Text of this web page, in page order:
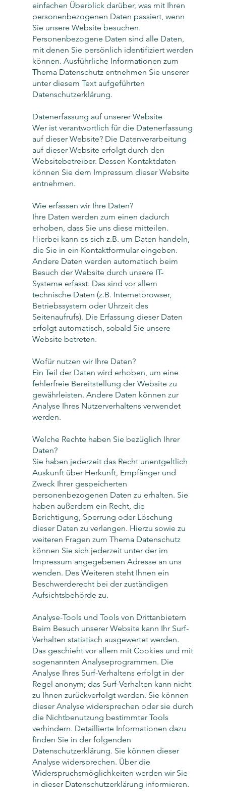
einfachen Überblick darüber, was mit Ihren
personenbezogenen Daten passiert, wenn
Sie unsere Website besuchen.
Personenbezogene Daten sind alle Daten,
mit denen Sie persönlich identifiziert werden
können. Ausführliche Informationen zum
Thema Datenschutz entnehmen Sie unserer
unter diesem Text aufgeführten
Datenschutzerklärung.
Datenerfassung auf unserer Website
Wer ist verantwortlich für die Datenerfassung
auf dieser Website? Die Datenverarbeitung
auf dieser Website erfolgt durch den
Websitebetreiber. Dessen Kontaktdaten
können Sie dem Impressum dieser Website
entnehmen.
Wie erfassen wir Ihre Daten?
Ihre Daten werden zum einen dadurch
erhoben, dass Sie uns diese mitteilen.
Hierbei kann es sich z.B. um Daten handeln,
die Sie in ein Kontaktformular eingeben.
Andere Daten werden automatisch beim
Besuch der Website durch unsere IT-
Systeme erfasst. Das sind vor allem
technische Daten (z.B. Internetbrowser,
Betriebssystem oder Uhrzeit des
Seitenaufrufs). Die Erfassung dieser Daten
erfolgt automatisch, sobald Sie unsere
Website betreten.
Wofür nutzen wir Ihre Daten?
Ein Teil der Daten wird erhoben, um eine
fehlerfreie Bereitstellung der Website zu
gewährleisten. Andere Daten können zur
Analyse Ihres Nutzerverhaltens verwendet
werden.
Welche Rechte haben Sie bezüglich Ihrer
Daten?
Sie haben jederzeit das Recht unentgeltlich
Auskunft über Herkunft, Empfänger und
Zweck Ihrer gespeicherten
personenbezogenen Daten zu erhalten. Sie
haben außerdem ein Recht, die
Berichtigung, Sperrung oder Löschung
dieser Daten zu verlangen. Hierzu sowie zu
weiteren Fragen zum Thema Datenschutz
können Sie sich jederzeit unter der im
Impressum angegebenen Adresse an uns
wenden. Des Weiteren steht Ihnen ein
Beschwerderecht bei der zuständigen
Aufsichtsbehörde zu.
Analyse-Tools und Tools von Drittanbietern
Beim Besuch unserer Website kann Ihr Surf-
Verhalten statistisch ausgewertet werden.
Das geschieht vor allem mit Cookies und mit
sogenannten Analyseprogrammen. Die
Analyse Ihres Surf-Verhaltens erfolgt in der
Regel anonym; das Surf-Verhalten kann nicht
zu Ihnen zurückverfolgt werden. Sie können
dieser Analyse widersprechen oder sie durch
die Nichtbenutzung bestimmter Tools
verhindern. Detaillierte Informationen dazu
finden Sie in der folgenden
Datenschutzerklärung. Sie können dieser
Analyse widersprechen. Über die
Widerspruchsmöglichkeiten werden wir Sie
in dieser Datenschutzerklärung informieren.